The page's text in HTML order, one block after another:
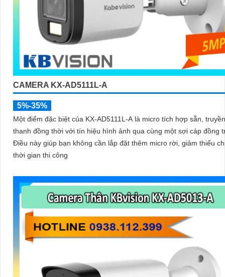
CAMERA KX-AD5111L-A
5%-35%
Một điểm đặc biệt của KX‑AD5111L‑A là micro tích hợp sẵn,
thanh đồng thời với tín hiệu hình ảnh qua cùng một sợi cáp đồng
Điều này giúp bạn không cần lắp đặt thêm micro rời, giảm thiểu
thời gian thi công